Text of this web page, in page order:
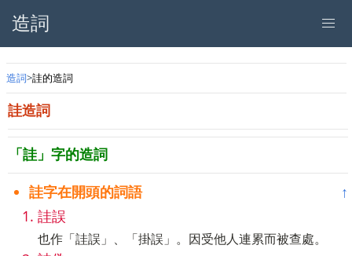
造詞
造詞 詿的造詞
詿造詞
「詿」字的造詞
詿字在開頭的詞語
↑
詿誤
也作「詿誤」、「掛誤」。因受他人連累而被查處。